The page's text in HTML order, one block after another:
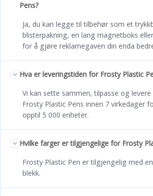
Pens?
Ja, du kan legge til tilbehør som et
blisterpakning, en lang magnetboks
for å gjøre reklamegaven din enda
Hva er leveringstiden for Frosty Plastic
Vi kan sette sammen, tilpasse og
Frosty Plastic Pens innen 7 virkedager
opptil 5 000 enheter.
Hvilke farger er tilgjengelige for Frosty
Frosty Plastic Pen er tilgjengelig med
blekk.